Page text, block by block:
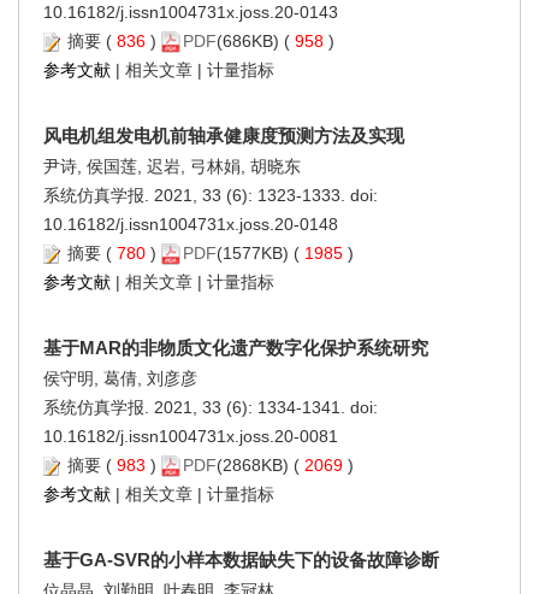
10.16182/j.issn1004731x.joss.20-0143
摘要 ( 836 ) PDF(686KB) ( 958 )
参考文献 | 相关文章 | 计量指标
风电机组发电机前轴承健康度预测方法及实现
尹诗, 侯国莲, 迟岩, 弓林娟, 胡晓东
系统仿真学报. 2021, 33 (6): 1323-1333. doi:
10.16182/j.issn1004731x.joss.20-0148
摘要 ( 780 ) PDF(1577KB) ( 1985 )
参考文献 | 相关文章 | 计量指标
基于MAR的非物质文化遗产数字化保护系统研究
侯守明, 葛倩, 刘彦彦
系统仿真学报. 2021, 33 (6): 1334-1341. doi:
10.16182/j.issn1004731x.joss.20-0081
摘要 ( 983 ) PDF(2868KB) ( 2069 )
参考文献 | 相关文章 | 计量指标
基于GA-SVR的小样本数据缺失下的设备故障诊断